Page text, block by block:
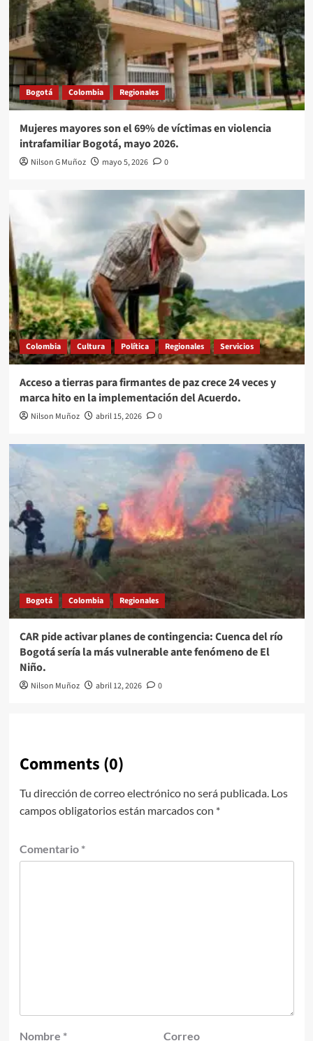
Bogotá Colombia Regionales
Mujeres mayores son el 69% de víctimas en violencia
intrafamiliar Bogotá, mayo 2026.
Nilson G Muñoz mayo 5, 2026 0
Colombia Cultura Política Regionales Servicios
Acceso a tierras para firmantes de paz crece 24 veces y
marca hito en la implementación del Acuerdo.
Nilson Muñoz abril 15, 2026 0
Bogotá Colombia Regionales
CAR pide activar planes de contingencia: Cuenca del río
Bogotá sería la más vulnerable ante fenómeno de El
Niño.
Nilson Muñoz abril 12, 2026 0
Comments (0)
Tu dirección de correo electrónico no será publicada. Los
campos obligatorios están marcados con *
Comentario *
Nombre *
Correo